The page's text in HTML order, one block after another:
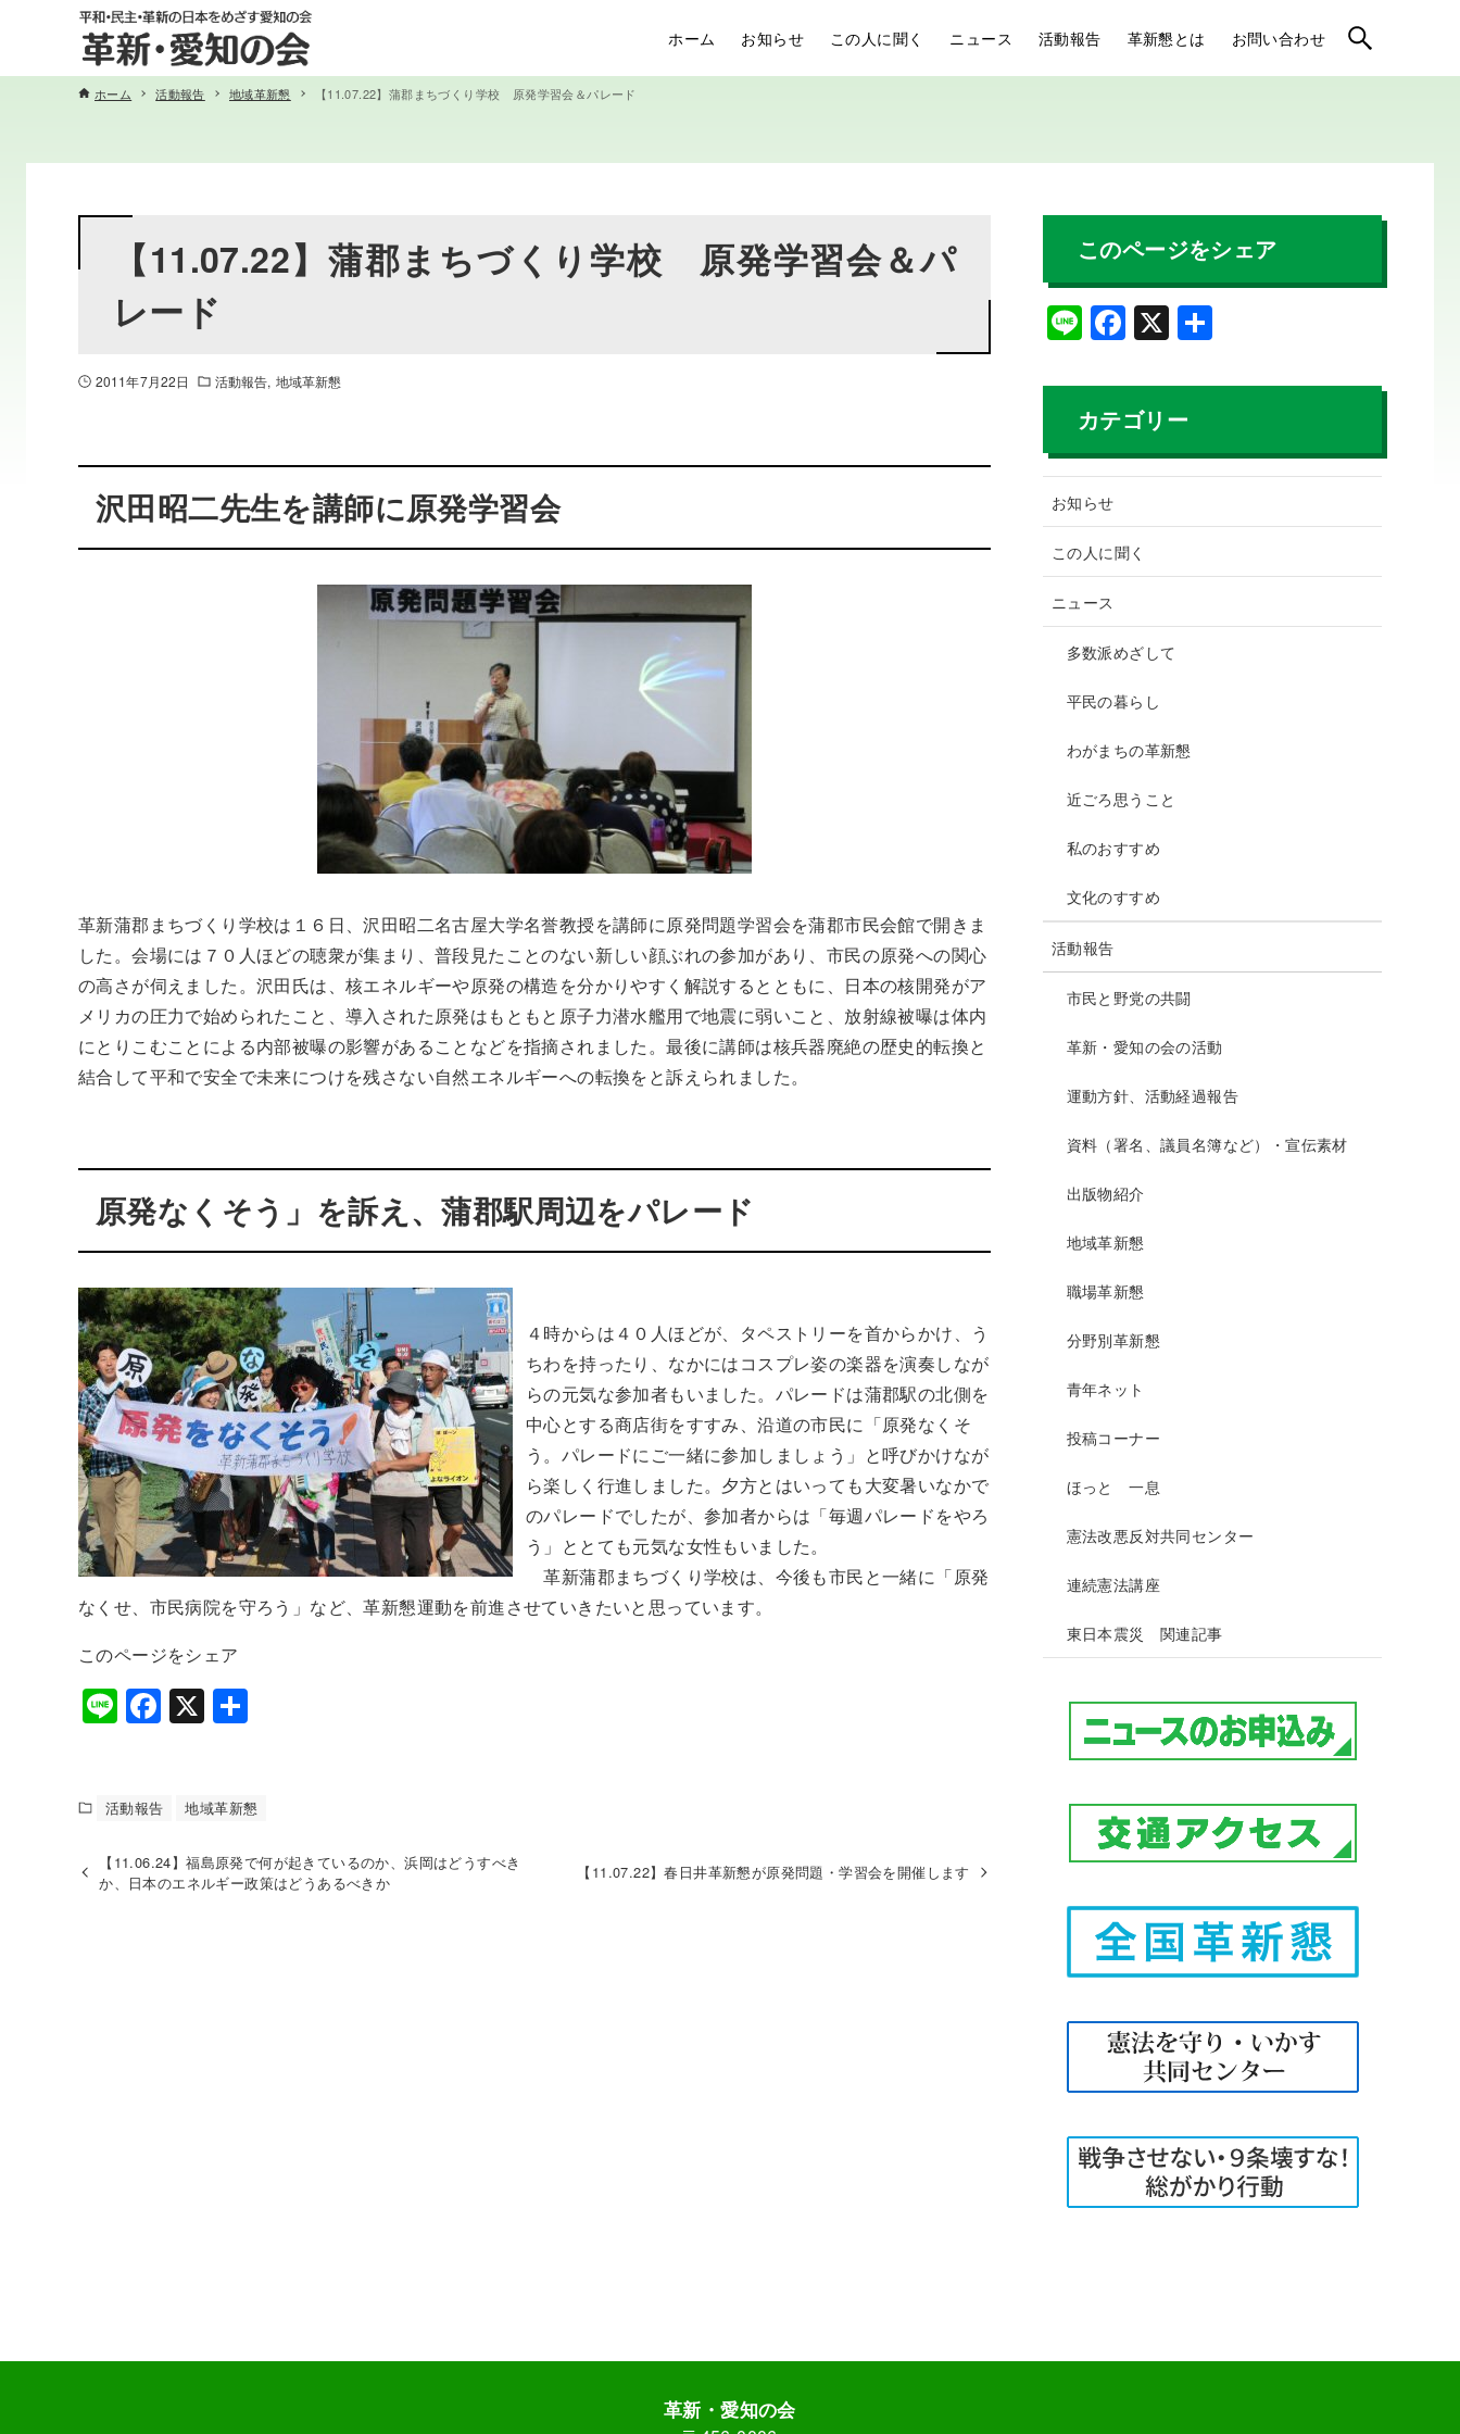
ホーム お知らせ この人に聞く ニュース 活動報告 革新懇とは お問い合わせ
ホーム 活動報告 地域革新懇 【11.07.22】蒲郡まちづくり学校 原発学習会＆パレード
【11.07.22】蒲郡まちづくり学校 原発学習会＆パ
レード
2011年7月22日 活動報告 地域革新懇
沢田昭二先生を講師に原発学習会
革新蒲郡まちづくり学校は１６日、沢田昭二名古屋大学名誉教授を講師に原発問題学習会を蒲郡市民会館で開きま
した。会場には７０人ほどの聴衆が集まり、普段見たことのない新しい顔ぶれの参加があり、市民の原発への関心
の高さが伺えました。沢田氏は、核エネルギーや原発の構造を分かりやすく解説するとともに、日本の核開発がア
メリカの圧力で始められたこと、導入された原発はもともと原子力潜水艦用で地震に弱いこと、放射線被曝は体内
にとりこむことによる内部被曝の影響があることなどを指摘されました。最後に講師は核兵器廃絶の歴史的転換と
結合して平和で安全で未来につけを残さない自然エネルギーへの転換をと訴えられました。
原発なくそう」を訴え、蒲郡駅周辺をパレード
４時からは４０人ほどが、タペストリーを首からかけ、う
ちわを持ったり、なかにはコスプレ姿の楽器を演奏しなが
らの元気な参加者もいました。パレードは蒲郡駅の北側を
中心とする商店街をすすみ、沿道の市民に「原発なくそ
う。パレードにご一緒に参加しましょう」と呼びかけなが
ら楽しく行進しました。夕方とはいっても大変暑いなかで
のパレードでしたが、参加者からは「毎週パレードをやろ
う」ととても元気な女性もいました。
革新蒲郡まちづくり学校は、今後も市民と一緒に「原発
なくせ、市民病院を守ろう」など、革新懇運動を前進させていきたいと思っています。
このページをシェア
Li
n
F
a
e
b
o
X
活動報告 地域革新懇
【11.06.24】福島原発で何が起きているのか、浜岡はどうすべき
か、日本のエネルギー政策はどうあるべきか
【11.07.22】春日井革新懇が原発問題・学習会を開催します
このページをシェア
Li
e
F
c
e
b
o
k
X
カテゴリー
お知らせ
この人に聞く
ニュース
多数派めざして
平民の暮らし
わがまちの革新懇
近ごろ思うこと
私のおすすめ
文化のすすめ
活動報告
市民と野党の共闘
革新・愛知の会の活動
運動方針、活動経過報告
資料（署名、議員名簿など）・宣伝素材
出版物紹介
地域革新懇
職場革新懇
分野別革新懇
青年ネット
投稿コーナー
ほっと 一息
憲法改悪反対共同センター
連続憲法講座
東日本震災 関連記事
革新・愛知の会